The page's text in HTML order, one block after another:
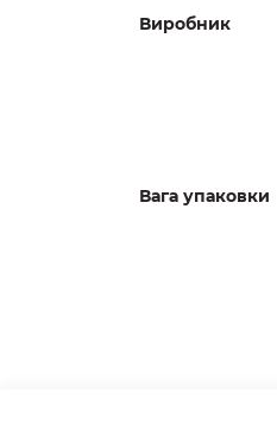
Виробник
Вага упаковки